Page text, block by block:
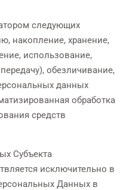
следующих
накопление, хранение,
использование,
обезличивание,
данных
обработка
средств
Субъекта
исключительно в
Данных в